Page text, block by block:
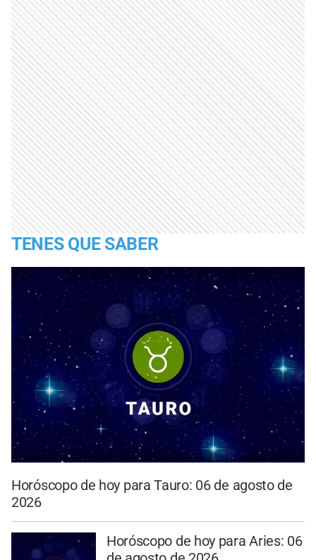
TENES QUE SABER
Horóscopo de hoy para Tauro: 06 de agosto de
2026
Horóscopo de hoy para Aries: 06